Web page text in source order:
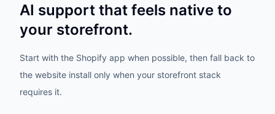
AI support that feels native to
your storefront.
Start with the Shopify app when possible, then fall back to
the website install only when your storefront stack
requires it.